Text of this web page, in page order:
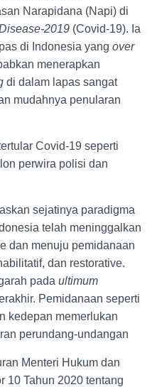
Narapidana (Napi) di
2019 (Covid-19). Ia
di Indonesia yang over
menerapkan
di dalam lapas sangat
mudahnya penularan
Covid-19 seperti
perwira polisi dan
sejatinya paradigma
telah meninggalkan
dan menuju pemidanaan
dan restorative.
pada ultimum
Pemidanaan seperti
kedepan memerlukan
perundang-undangan
Menteri Hukum dan
10 Tahun 2020 tentang